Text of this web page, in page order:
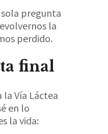
sola pregunta
la
perdido.
final
Vía Láctea
en lo
la vida: